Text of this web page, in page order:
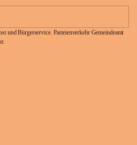
und Bürgerservice. Parteienverkehr Gemeindeamt